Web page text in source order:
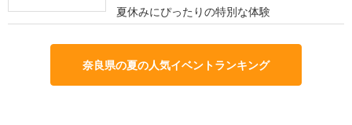
夏休みにぴったりの特別な体験
奈良県の夏の人気イベントランキング